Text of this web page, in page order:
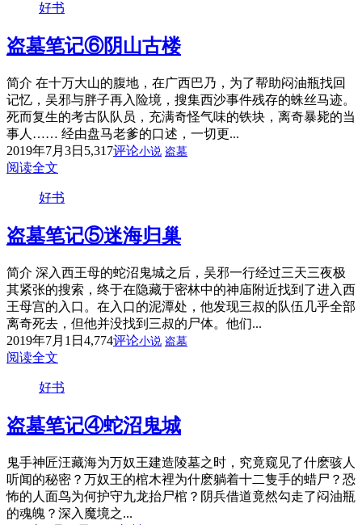
好书
盗墓笔记⑥阴山古楼
简介 在十万大山的腹地，在广西巴乃，为了帮助闷油瓶找回
记忆，吴邪与胖子再入险境，搜集西沙事件残存的蛛丝马迹。
死而复生的考古队队员，充满奇怪气味的铁块，离奇暴毙的当
事人…… 经由盘马老爹的口述，一切更...
2019年7月3日 5,317评论小说 盗墓
阅读全文
好书
盗墓笔记⑤迷海归巢
简介 深入西王母的蛇沼鬼城之后，吴邪一行经过三天三夜极
其紧张的搜索，终于在隐藏于密林中的神庙附近找到了进入西
王母宫的入口。在入口的泥潭处，他发现三叔的队伍几乎全部
离奇死去，但他并没找到三叔的尸体。他们...
2019年7月1日 4,774评论小说 盗墓
阅读全文
好书
盗墓笔记④蛇沼鬼城
鬼手神匠汪藏海为万奴王建造陵墓之时，究竟窥见了什麽骇人
听闻的秘密？万奴王的棺木裡为什麽躺着十二隻手的蜡尸？恐
怖的人面鸟为何护守九龙抬尸棺？阴兵借道竟然勾走了闷油瓶
的魂魄？深入魔境之...